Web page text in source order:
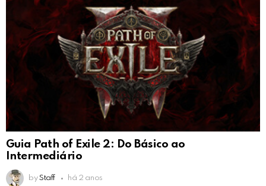
Guia Path of Exile 2: Do Básico ao
Intermediário
by Staff há 2 anos